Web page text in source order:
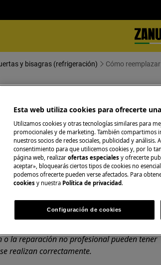
y bisagras (refrigeración) Cómo
(2)
apague el aparato y desconecte el
para electrodomésticos pesados
cerrado.
o la reparación no profesional pueden tener
realizan correctamente.
Esta web utiliza cookies para ofrecerte
Utilizamos cookies y otras tecnologías similares para
promocionales y de marketing. También compartimos
nuestros socios de redes sociales, publicidad y análisis.
consentimiento para que utilicemos cookies y, por lo
página web, realizar ofertas especiales y ofrecerte
aceptar», bloquearás ciertos tipos de cookies no
podemos ofrecerte pueden verse afectados. Para
cookies y nuestra Política de privacidad.
Configuración de cookies